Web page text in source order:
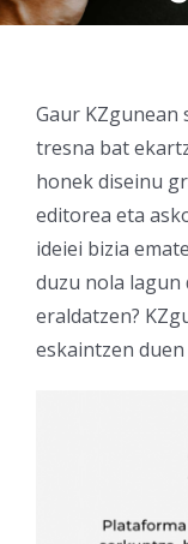
Gaur
tresna bat
honek diseinu
editorea eta
ideiei bizia
duzu nola
eraldatzen?
eskaintzen